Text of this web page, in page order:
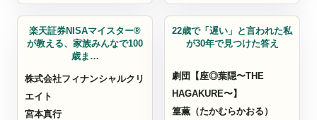
楽天証券NISAマイスター
楽天証券NISAマイスター®
が教える、家族みんなで100
歳ま…
株式会社フィナンシャルクリ
エイト
宮本真行
コーチ
22歳で「遅い」と言われた私
が30年で見つけた答え
劇団【座◎葉隠〜THE
HAGAKURE〜】
篁薫（たかむらかおる）